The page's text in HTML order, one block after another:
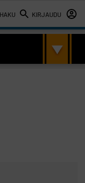
HAKU KIRJAUDU